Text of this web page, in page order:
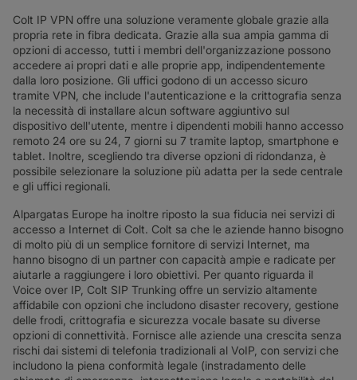
Colt IP VPN offre una soluzione veramente globale grazie alla
propria rete in fibra dedicata. Grazie alla sua ampia gamma di
opzioni di accesso, tutti i membri dell'organizzazione possono
accedere ai propri dati e alle proprie app, indipendentemente
dalla loro posizione. Gli uffici godono di un accesso sicuro
tramite VPN, che include l'autenticazione e la crittografia senza
la necessità di installare alcun software aggiuntivo sul
dispositivo dell'utente, mentre i dipendenti mobili hanno accesso
remoto 24 ore su 24, 7 giorni su 7 tramite laptop, smartphone e
tablet. Inoltre, scegliendo tra diverse opzioni di ridondanza, è
possibile selezionare la soluzione più adatta per la sede centrale
e gli uffici regionali.
Alpargatas Europe ha inoltre riposto la sua fiducia nei servizi di
accesso a Internet di Colt. Colt sa che le aziende hanno bisogno
di molto più di un semplice fornitore di servizi Internet, ma
hanno bisogno di un partner con capacità ampie e radicate per
aiutarle a raggiungere i loro obiettivi. Per quanto riguarda il
Voice over IP, Colt SIP Trunking offre un servizio altamente
affidabile con opzioni che includono disaster recovery, gestione
delle frodi, crittografia e sicurezza vocale basate su diverse
opzioni di connettività. Fornisce alle aziende una crescita senza
rischi dai sistemi di telefonia tradizionali al VoIP, con servizi che
includono la piena conformità legale (instradamento delle